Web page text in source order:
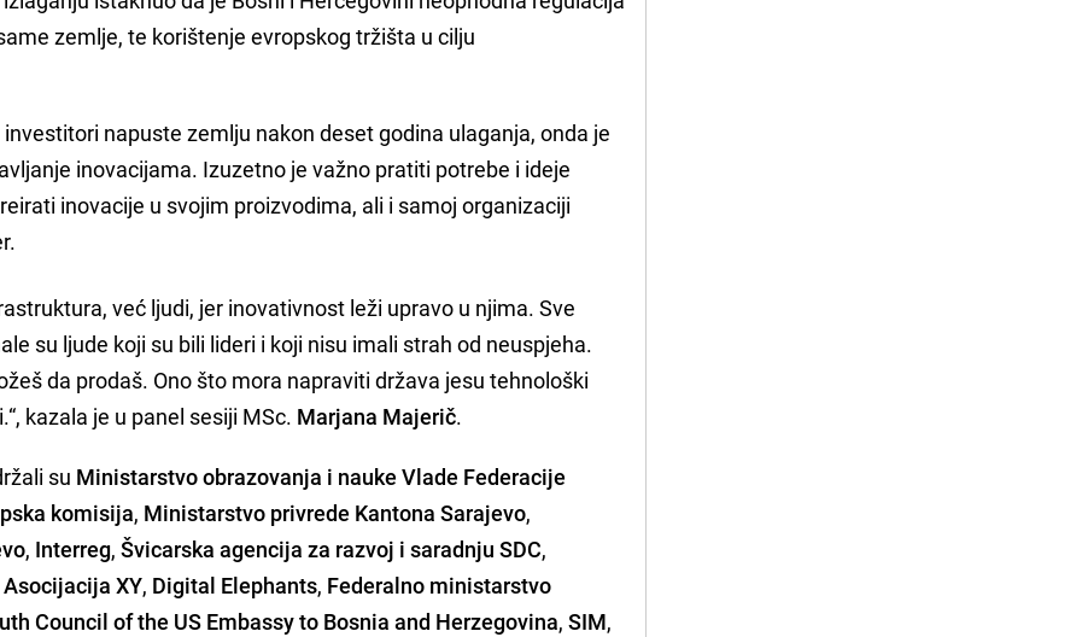
zemlje, te korištenje evropskog tržišta u cilju
napuste zemlju nakon deset godina ulaganja, onda je
inovacijama. Izuzetno je važno pratiti potrebe i ideje
inovacije u svojim proizvodima, ali i samoj organizaciji
već ljudi, jer inovativnost leži upravo u njima. Sve
su ljude koji su bili lideri i koji nisu imali strah od neuspjeha.
da prodaš. Ono što mora napraviti država jesu tehnološki
kazala je u panel sesiji MSc. Marjana Majerič.
su Ministarstvo obrazovanja i nauke Vlade Federacije
komisija, Ministarstvo privrede Kantona Sarajevo,
, Interreg,Švicarska agencija za razvoj i saradnju SDC,
Asocijacija XY, Digital Elephants, Federalno ministarstvo
Council of the US Embassy to Bosnia and Herzegovina,SIM,